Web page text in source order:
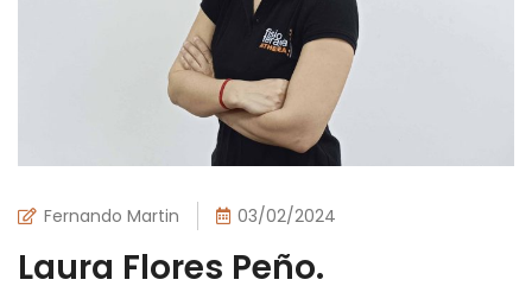
Fernando Martin 03/02/2024
Laura Flores Peño.